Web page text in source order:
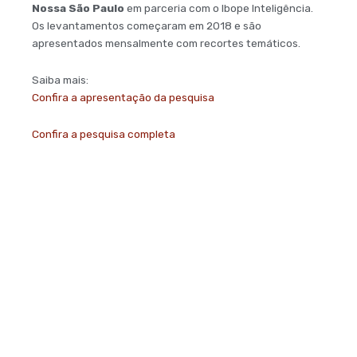
Nossa São Paulo em parceria com o Ibope Inteligência.
Os levantamentos começaram em 2018 e são
apresentados mensalmente com recortes temáticos.
Saiba mais:
Confira a apresentação da pesquisa
Confira a pesquisa completa